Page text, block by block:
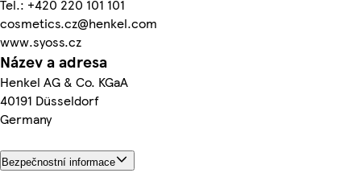
Tel.: +420 220 101 101
cosmetics.cz@henkel.com
www.syoss.cz
Název a adresa
Henkel AG & Co. KGaA
40191 Düsseldorf
Germany
Bezpečnostní informace